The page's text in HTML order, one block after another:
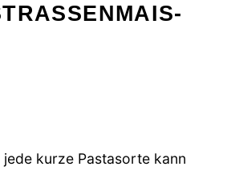
P
kurze Pastasorte kann